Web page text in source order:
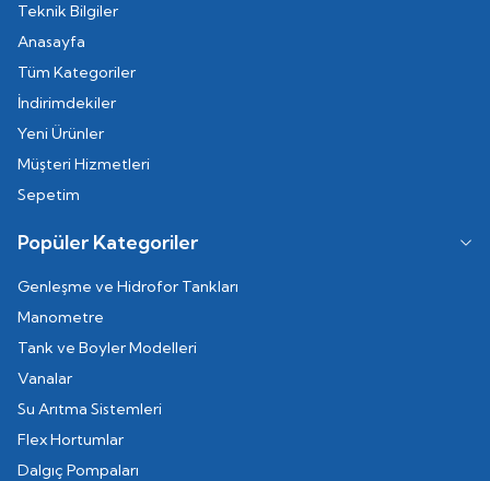
Teknik Bilgiler
Anasayfa
Tüm Kategoriler
İndirimdekiler
Yeni Ürünler
Müşteri Hizmetleri
Sepetim
Popüler Kategoriler
Genleşme ve Hidrofor Tankları
Manometre
Tank ve Boyler Modelleri
Vanalar
Su Arıtma Sistemleri
Flex Hortumlar
Dalgıç Pompaları